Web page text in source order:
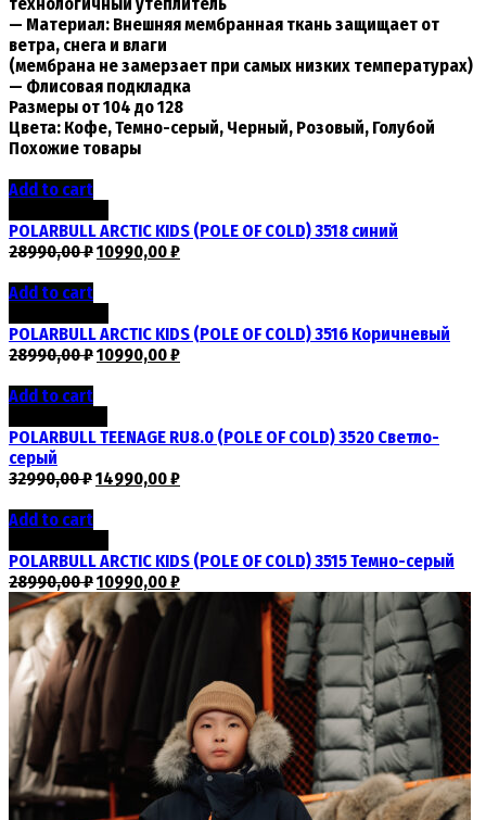
— Материал: Внешняя мембранная ткань защищает от
ветра, снега и влаги
(мембрана не замерзает при самых низких температурах)
— Флисовая подкладка
Размеры от 104 до 128
Цвета: Кофе, Темно-серый, Черный, Розовый, Голубой
Похожие товары
Add to cart
POLARBULL ARCTIC KIDS (POLE OF COLD) 3518 синий
28990,00₽10990,00₽
Add to cart
POLARBULL ARCTIC KIDS (POLE OF COLD) 3516 Коричневый
28990,00₽10990,00₽
Add to cart
POLARBULL TEENAGE RU8.0 (POLE OF COLD) 3520 Светло-
серый
32990,00₽14990,00₽
Add to cart
POLARBULL ARCTIC KIDS (POLE OF COLD) 3515 Темно-серый
28990,00₽10990,00₽